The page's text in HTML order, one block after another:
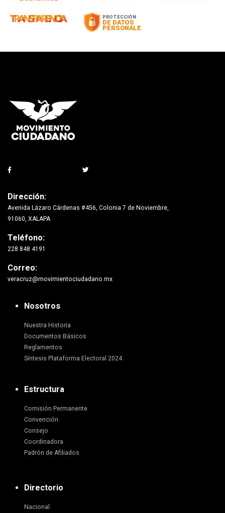
Dirección:
Avenida Lázaro Cárdenas #456, Colonia 7 de Noviembre,
91060, XALAPA
Teléfono:
228 848 4191
Correo:
veracruz@movimientociudadano.mx
Nosotros
Nuestra Historia
Documentos Básicos
Reglamentos
Síntesis Plataforma Electoral 2024
Estructura
Comisión Permanente
Convención
Consejo
Coordinadora
Padrón de Afiliados
Directorio
Nacional